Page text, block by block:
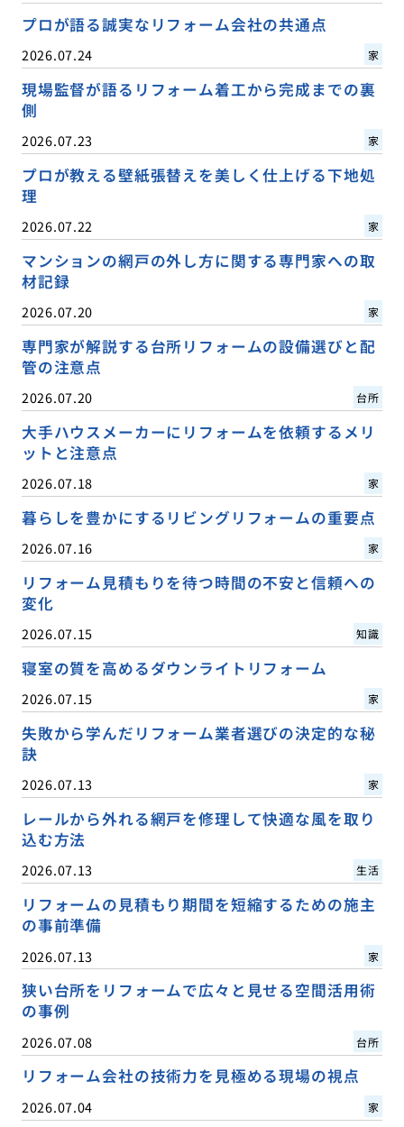
プロが語る誠実なリフォーム会社の共通点
2026.07.24 家
現場監督が語るリフォーム着工から完成までの裏
側
2026.07.23 家
プロが教える壁紙張替えを美しく仕上げる下地処
理
2026.07.22 家
マンションの網戸の外し方に関する専門家への取
材記録
2026.07.20 家
専門家が解説する台所リフォームの設備選びと配
管の注意点
2026.07.20 台所
大手ハウスメーカーにリフォームを依頼するメリ
ットと注意点
2026.07.18 家
暮らしを豊かにするリビングリフォームの重要点
2026.07.16 家
リフォーム見積もりを待つ時間の不安と信頼への
変化
2026.07.15 知識
寝室の質を高めるダウンライトリフォーム
2026.07.15 家
失敗から学んだリフォーム業者選びの決定的な秘
訣
2026.07.13 家
レールから外れる網戸を修理して快適な風を取り
込む方法
2026.07.13 生活
リフォームの見積もり期間を短縮するための施主
の事前準備
2026.07.13 家
狭い台所をリフォームで広々と見せる空間活用術
の事例
2026.07.08 台所
リフォーム会社の技術力を見極める現場の視点
2026.07.04 家